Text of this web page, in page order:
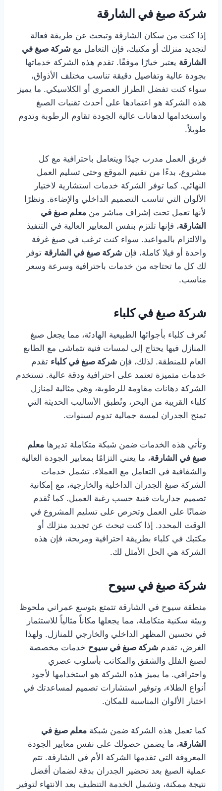
شركة صبغ في الشارقة
إذا كنت من سكان الشارقة وتبحث عن طريقة فعالة
لتجديد منزلك أو مكتبك، فإن التعامل مع شركة صبغ في
الشارقة يعتبر خيارًا موفقًا. تقدم هذه الشركة خدماتها
بجودة عالية وتفاصيل دقيقة تناسب مختلف الأذواق،
سواء كنت تفضل الطراز العصري أو الكلاسيكي. ما يميز
هذه الشركة هو اعتمادها على أحدث تقنيات الصبغ
واستخدامها لدهانات عالية الجودة تقاوم الرطوبة وتدوم
طويلاً.
فريق العمل مدرب جيدًا ويتعامل باحترافية مع كل
مشروع، بدءًا من تقييم الموقع وحتى تسليم العمل
النهائي. كما توفر الشركة خدمات استشارية لاختيار
الألوان التي تناسب التصميم الداخلي والإضاءة. ونظرًا
لأنها تعمل تحت إشراف مباشر من معلم صبغ في
الشارقة، فإنها تلتزم بنفس المعايير العالية في التنفيذ
والالتزام بالمواعيد. سواء كنت ترغب في صبغ غرفة
واحدة أو فيلا كاملة، فإن شركة صبغ في الشارقة توفر
لك كل ما تحتاجه من خدمات باحترافية وسرعة وسعر
مناسب.
شركة صبغ في كلباء
تُعرف كلباء بأجوائها الطبيعية الهادئة، مما يجعل صبغ
المنازل فيها يحتاج إلى لمسات فنية تتماشى مع الطابع
العام للمنطقة. لذلك، فإن شركة صبغ في كلباء تقدم
خدمات متميزة تعتمد على احترافية ودقة عالية. تستخدم
الشركة دهانات مقاومة للرطوبة، وهي مثالية لمنازل
كلباء القريبة من البحر، وتُطبق الأساليب الحديثة التي
تمنح الجدران لمسة جمالية تدوم لسنوات.
وتأتي هذه الخدمات ضمن شبكة متكاملة تديرها معلم
صبغ في الشارقة، ما يعني التزامًا بمعايير الجودة العالية
والشفافية في التعامل مع العملاء. تشمل خدمات
الشركة صبغ الجدران الداخلية والخارجية، مع إمكانية
تصميم جداريات فنية حسب رغبة العميل. كما تُقدم
ضمانًا على العمل وتحرص على تسليم المشروع في
الوقت المحدد. إذا كنت تبحث عن تجديد منزلك أو
مكتبك في كلباء بطريقة احترافية ومريحة، فإن هذه
الشركة هي الحل الأمثل لك.
شركة صبغ في سيوح
منطقة سيوح في الشارقة تتمتع بتوسع عمراني ملحوظ
وبيئة سكنية متكاملة، مما يجعلها مكاناً مثالياً للاستثمار
في تحسين المظهر الداخلي والخارجي للمنازل. ولهذا
الغرض، تقدم شركة صبغ في سيوح خدمات مخصصة
لصبغ الفلل والشقق والمكاتب بأسلوب عصري
واحترافي. ما يميز هذه الشركة هو استخدامها لأجود
أنواع الطلاء، وتوفير استشارات تصميم لمساعدتك في
اختيار الألوان المناسبة للمكان.
كما تعمل هذه الشركة ضمن شبكة معلم صبغ في
الشارقة، ما يضمن حصولك على نفس معايير الجودة
المعروفة التي تقدمها الشركة الأم في الشارقة. تتم
عملية الصبغ بعد تحضير الجدران بدقة لضمان أفضل
نتيجة ممكنة، وتشمل الخدمة التنظيف بعد الانتهاء لتوفير